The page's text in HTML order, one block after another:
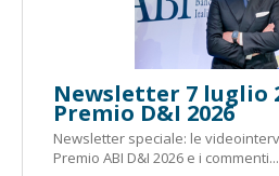
Newsletter 7 luglio
Premio D&I 2026
Newsletter speciale: le
Premio ABI D&I 2026 e i commenti...